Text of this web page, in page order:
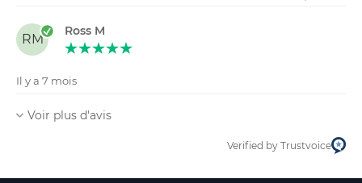
RM
Ross M
Il y a 7 mois
Voir plus d'avis
Verified by Trustvoice